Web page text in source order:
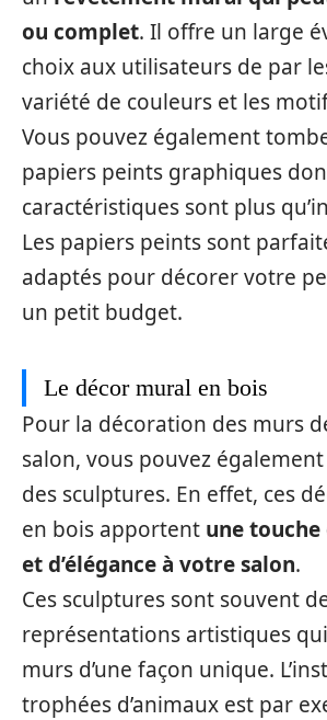
ou complet. Il offre un large
choix aux utilisateurs de par
variété de couleurs et les
Vous pouvez également
papiers peints graphiques
caractéristiques sont plus
Les papiers peints sont
adaptés pour décorer votre
un petit budget.
Le décor mural en bois
Pour la décoration des murs
salon, vous pouvez
des sculptures. En effet, ces
en bois apportent une
et d’élégance à votre salon.
Ces sculptures sont souvent
représentations artistiques
murs d’une façon unique.
trophées d’animaux est par